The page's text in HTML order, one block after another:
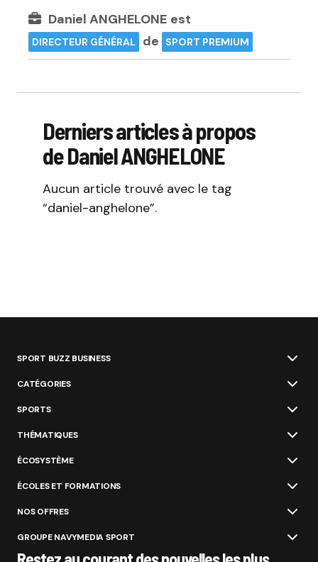
Daniel ANGHELONE est
DIRECTEUR GÉNÉRAL de SPORT PREMIUM
Derniers articles à propos
de Daniel ANGHELONE
Aucun article trouvé avec le tag
“daniel-anghelone”.
SPORT BUZZ BUSINESS
CATÉGORIES
SPORTS
THÉMATIQUES
ÉCOSYSTÈME
ÉCOLES ET FORMATIONS
NOS OFFRES
GROUPE NAVYMEDIA SPORT